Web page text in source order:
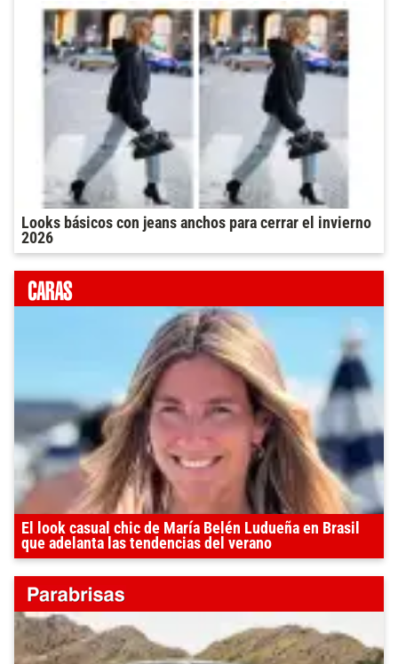
Looks básicos con jeans anchos para cerrar el invierno
2026
El look casual chic de María Belén Ludueña en Brasil
que adelanta las tendencias del verano